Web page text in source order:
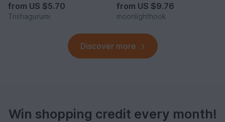
from US $5.70
Trishagurumi
from US $9.76
moonlighthook
Discover more
Win shopping credit every month!